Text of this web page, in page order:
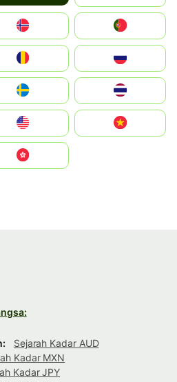
Sejarah Kadar AUD
Kadar MXN
Kadar JPY